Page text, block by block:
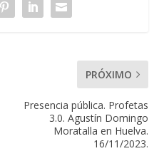
PRÓXIMO
Presencia pública. Profetas
3.0. Agustín Domingo
Moratalla en Huelva.
16/11/2023.